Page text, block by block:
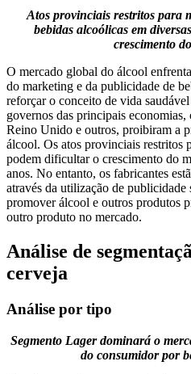
Atos provinciais restritos para
bebidas alcoólicas em
crescimento
O mercado global do álcool
do marketing e da publicidade de
reforçar o conceito de vida
governos das principais
Reino Unido e outros, proibiram a
álcool. Os atos provinciais restritos
podem dificultar o crescimento do
anos. No entanto, os fabricantes
através da utilização de publicidade
promover álcool e outros produtos
outro produto no mercado.
Análise de
cerveja
Análise por tipo
Segmento Lager dominará o
do consumidor por